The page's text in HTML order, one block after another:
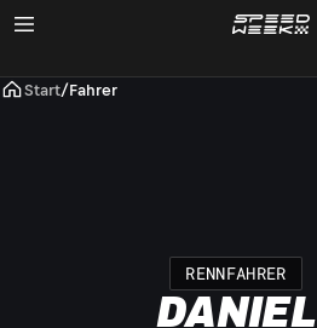
Start/Fahrer
RENNFAHRER
DANIEL